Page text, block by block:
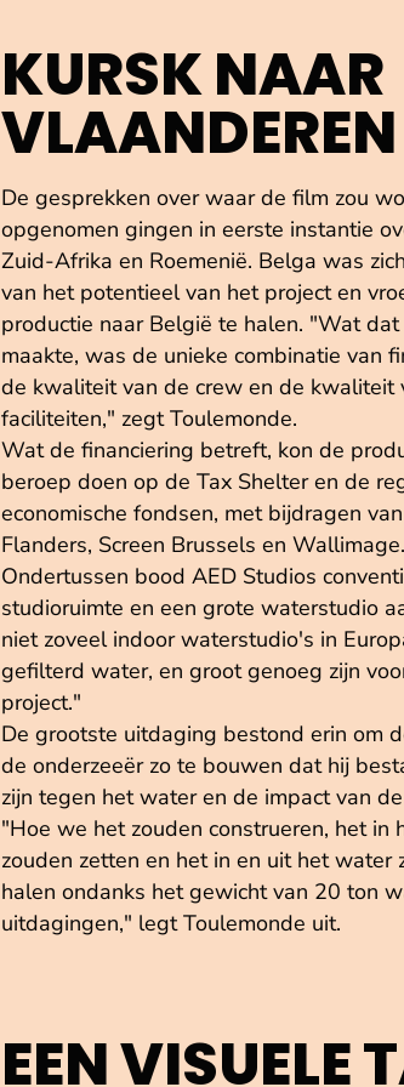
KURSK NAAR
VLAANDEREN
De gesprekken over waar de film zou
opgenomen gingen in eerste instantie
Zuid-Afrika en Roemenië. Belga was
van het potentieel van het project en
productie naar België te halen. "Wat
maakte, was de unieke combinatie van
de kwaliteit van de crew en de kwaliteit
faciliteiten," zegt Toulemonde.
Wat de financiering betreft, kon de
beroep doen op de Tax Shelter en de
economische fondsen, met bijdragen
Flanders, Screen Brussels en Wallimage.
Ondertussen bood AED Studios
studioruimte en een grote waterstudio
niet zoveel indoor waterstudio's in
gefilterd water, en groot genoeg zijn
project."
De grootste uitdaging bestond erin om
de onderzeeër zo te bouwen dat hij
zijn tegen het water en de impact van
"Hoe we het zouden construeren, het in
zouden zetten en het in en uit het water
halen ondanks het gewicht van 20 ton
uitdagingen," legt Toulemonde uit.
EEN VISUELE